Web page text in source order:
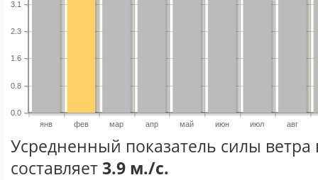
янв фев мар апр май июн июл авг
0.0
0.8
1.6
2.3
3.1
Усредненный показатель силы ветра
составляет3.9 м./с.